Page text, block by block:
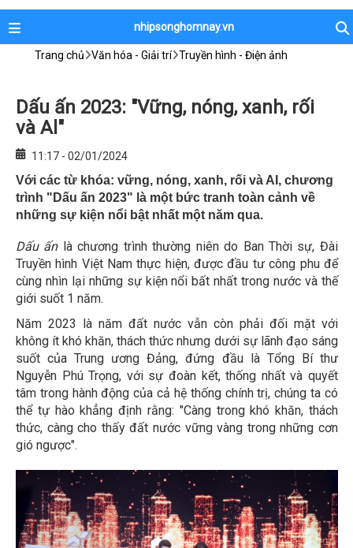
nhipsonghomnay.vn
Trang chủ Văn hóa - Giải trí Truyền hình - Điện ảnh
Dấu ấn 2023: "Vững, nóng, xanh, rối
và Al"
11:17 - 02/01/2024
Với các từ khóa: vững, nóng, xanh, rối và AI, chương
trình "Dấu ấn 2023" là một bức tranh toàn cảnh về
những sự kiện nổi bật nhất một năm qua.
Dấu ấnlà chương trình thường niên do Ban Thời sự, Đài
Truyền hình Việt Nam thực hiện, được đầu tư công phu để
cùng nhìn lại những sự kiện nổi bất nhất trong nước và thế
giới suốt 1 năm.
Năm 2023 là năm đất nước vẫn còn phải đối mặt với
không ít khó khăn, thách thức nhưng dưới sự lãnh đạo sáng
suốt của Trung ương Đảng, đứng đầu là Tổng Bí thư
Nguyễn Phú Trọng, với sự đoàn kết, thống nhất và quyết
tâm trong hành động của cả hệ thống chính trị, chúng ta có
thể tự hào khẳng định rằng: "Càng trong khó khăn, thách
thức, càng cho thấy đất nước vững vàng trong những cơn
gió ngược".